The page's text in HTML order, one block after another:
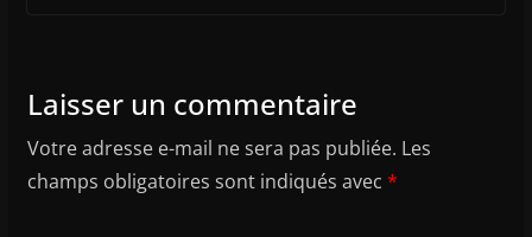
Laisser un commentaire
Votre adresse e-mail ne sera pas publiée. Les
champs obligatoires sont indiqués avec *